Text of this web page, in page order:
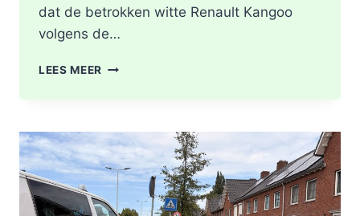
dat de betrokken witte Renault Kangoo
volgens de…
LEES MEER GEWONDE
AANRIJDING
PITTSBURGHSTRAAT
IN
ROTTERDAM